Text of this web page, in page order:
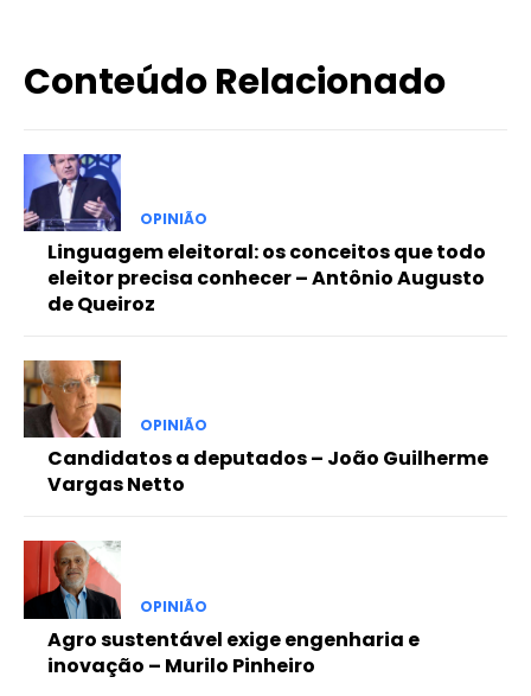
Conteúdo Relacionado
OPINIÃO
Linguagem eleitoral: os conceitos que todo
eleitor precisa conhecer – Antônio Augusto
de Queiroz
OPINIÃO
Candidatos a deputados – João Guilherme
Vargas Netto
OPINIÃO
Agro sustentável exige engenharia e
inovação – Murilo Pinheiro